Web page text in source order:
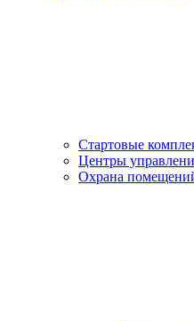
Стартовые
Центры
Охрана